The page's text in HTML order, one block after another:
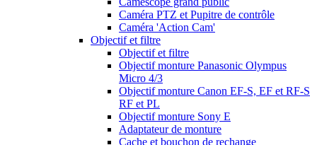
Caméra PTZ et Pupitre de contrôle
Caméra 'Action Cam'
Objectif et filtre
Objectif et filtre
Objectif monture Panasonic Olympus
Micro 4/3
Objectif monture Canon EF-S, EF et RF-S
RF et PL
Objectif monture Sony E
Adaptateur de monture
Cache et bouchon de rechange